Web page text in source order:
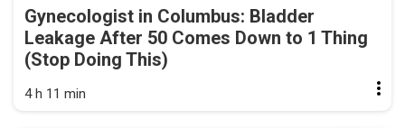
Gynecologist in Columbus: Bladder
Leakage After 50 Comes Down to 1 Thing
(Stop Doing This)
4 h 11 min